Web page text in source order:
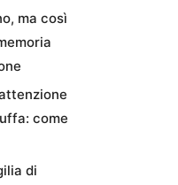
ma così
come
di